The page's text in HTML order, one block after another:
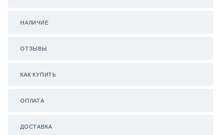
НАЛИЧИЕ
ОТЗЫВЫ
КАК КУПИТЬ
ОПЛАТА
ДОСТАВКА